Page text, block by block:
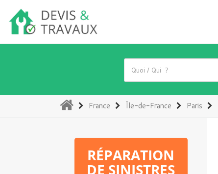
(current)
France Île-de-France Paris
RÉPARATION
DE SINISTRES